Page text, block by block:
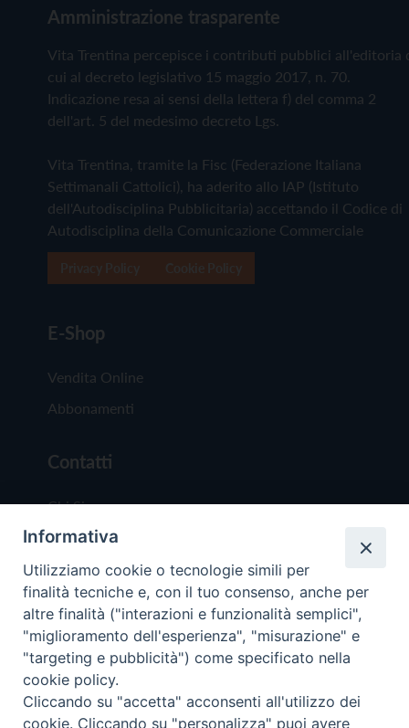
Amministrazione trasparente
Vita Trentina percepisce i contributi pubblici all'editoria
cui al decreto legislativo 15 maggio 2017, n. 70.
Indicazione resa ai sensi della lettera f) del comma 2
dell'art. 5 del medesimo decreto Lgs.
Vita Trentina, tramite la Fisc (Federazione Italiana
Settimanali Cattolici), ha aderito allo IAP (Istituto
dell'Autodisciplina Pubblicitaria) accettando il Codice di
Autodisciplina della Comunicazione Commerciale
E-Shop
Vendita Online
Abbonamenti
Contatti
Chi Siamo
Redazione
Scrivici
Copyright © 2019 - Tutti i diritti riservati - Vita
Trentina Editrice
Informativa
Utilizziamo cookie o tecnologie simili per
finalità tecniche e, con il tuo consenso, anche per
altre finalità ("interazioni e funzionalità semplici",
"miglioramento dell'esperienza", "misurazione" e
"targeting e pubblicità") come specificato nella
cookie policy.
Cliccando su "accetta" acconsenti all'utilizzo dei
cookie. Cliccando su "personalizza" puoi avere